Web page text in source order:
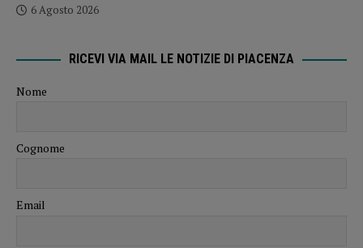
6 Agosto 2026
RICEVI VIA MAIL LE NOTIZIE DI PIACENZA
Nome
Cognome
Email